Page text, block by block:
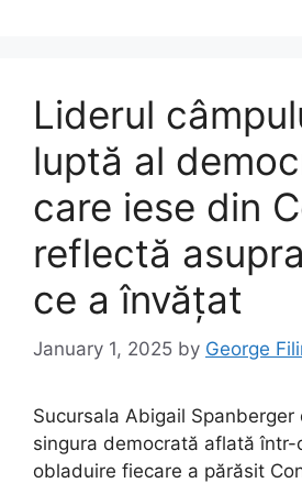
Liderul
luptă al
care iese din
reflectă
ce a învățat
January 1, 2025 by George
Sucursala Abigail Spanberger
singura democrată aflată într-
obladuire fiecare a părăsit